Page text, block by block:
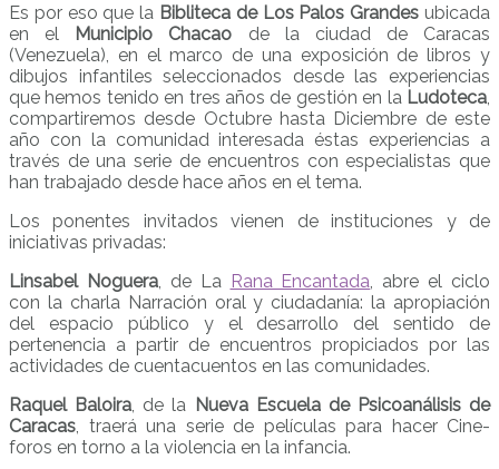
Es por eso que la Bibliteca de Los Palos Grandes ubicada
en el Municipio Chacao de la ciudad de Caracas
(Venezuela), en el marco de una exposición de libros y
dibujos infantiles seleccionados desde las experiencias
que hemos tenido en tres años de gestión en la Ludoteca,
compartiremos desde Octubre hasta Diciembre de este
año con la comunidad interesada éstas experiencias a
través de una serie de encuentros con especialistas que
han trabajado desde hace años en el tema.
Los ponentes invitados vienen de instituciones y de
iniciativas privadas:
Linsabel Noguera, de La Rana Encantada, abre el ciclo
con la charla Narración oral y ciudadanía: la apropiación
del espacio público y el desarrollo del sentido de
pertenencia a partir de encuentros propiciados por las
actividades de cuentacuentos en las comunidades.
Raquel Baloira, de la Nueva Escuela de Psicoanálisis de
Caracas, traerá una serie de películas para hacer Cine-
foros en torno a la violencia en la infancia.